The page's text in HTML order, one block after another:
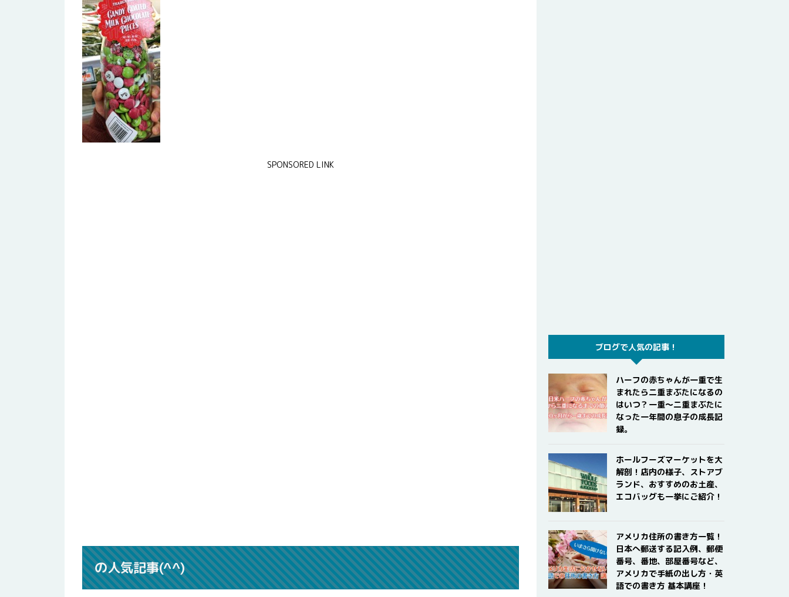
SPONSORED LINK
の人気記事(^^)
ブログで人気の記事！
ハーフの赤ちゃんが一重で生
まれたら二重まぶたになるの
はいつ？一重〜二重まぶたに
なった一年間の息子の成長記
録。
ホールフーズマーケットを大
解剖！店内の様子、ストアブ
ランド、おすすめのお土産、
エコバッグも一挙にご紹介！
アメリカ住所の書き方一覧！
日本へ郵送する記入例、郵便
番号、番地、部屋番号など、
アメリカで手紙の出し方・英
語での書き方 基本講座！